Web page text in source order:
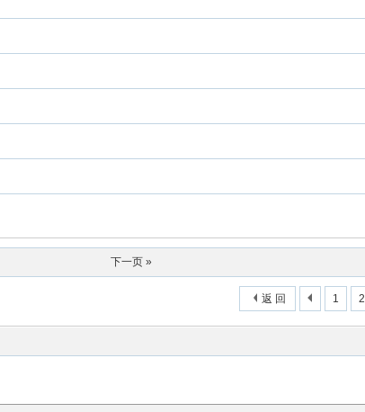
下一页 »
1 2
返 回